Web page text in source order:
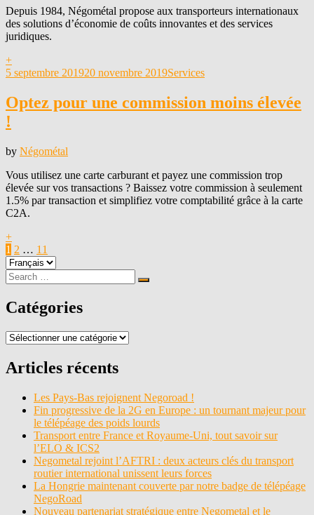
Depuis 1984, Négométal propose aux transporteurs internationaux
des solutions d’économie de coûts innovantes et des services
juridiques.
+
Posted
5 septembre 201920 novembre 2019Services
Optez pour une commission moins élevée
!
by Négométal
Vous utilisez une carte carburant et payez une commission trop
élevée sur vos transactions ? Baissez votre commission à seulement
1.5% par transaction et simplifiez votre comptabilité grâce à la carte
C2A.
+
Pagination
des
publications
Page
1 Page
2 … Page
11
Page
Choisir
une
langue
Search
for:
Search
Catégories
Catégories
Articles récents
Les Pays-Bas rejoignent Negoroad !
Fin progressive de la 2G en Europe : un tournant majeur pour
le télépéage des poids lourds
Transport entre France et Royaume-Uni, tout savoir sur
l’ELO & ICS2
Negometal rejoint l’AFTRI : deux acteurs clés du transport
routier international unissent leurs forces
La Hongrie maintenant couverte par notre badge de télépéage
NegoRoad
Nouveau partenariat stratégique entre Negometal et le